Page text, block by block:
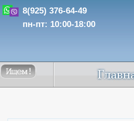
8(925) 376-64-49
пн-пт: 10:00-18:00